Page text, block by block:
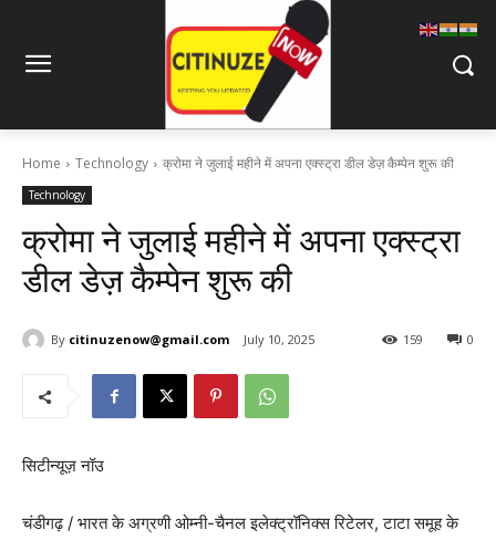
Home Technology क्रोमा ने जुलाई महीने में अपना एक्स्ट्रा डील डेज़ कैम्पेन शुरू की
Technology
क्रोमा ने जुलाई महीने में अपना एक्स्ट्रा
डील डेज़ कैम्पेन शुरू की
By citinuzenow@gmail.com July 10, 2025 0
159
सिटीन्यूज़ नॉउ
चंडीगढ़ / भारत के अग्रणी ओम्नी-चैनल इलेक्ट्रॉनिक्स रिटेलर, टाटा समूह के